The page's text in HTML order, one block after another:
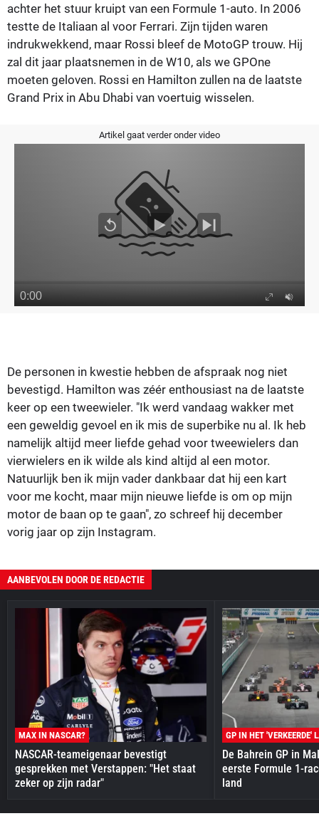
achter het stuur kruipt van een Formule 1-auto. In 2006
testte de Italiaan al voor Ferrari. Zijn tijden waren
indrukwekkend, maar Rossi bleef de MotoGP trouw. Hij
zal dit jaar plaatsnemen in de W10, als we GPOne
moeten geloven. Rossi en Hamilton zullen na de laatste
Grand Prix in Abu Dhabi van voertuig wisselen.
Artikel gaat verder onder video
De personen in kwestie hebben de afspraak nog niet
bevestigd. Hamilton was zéér enthousiast na de laatste
keer op een tweewieler. "Ik werd vandaag wakker met
een geweldig gevoel en ik mis de superbike nu al. Ik heb
namelijk altijd meer liefde gehad voor tweewielers dan
vierwielers en ik wilde als kind altijd al een motor.
Natuurlijk ben ik mijn vader dankbaar dat hij een kart
voor me kocht, maar mijn nieuwe liefde is om op mijn
motor de baan op te gaan", zo schreef hij december
vorig jaar op zijn Instagram.
AANBEVOLEN DOOR DE REDACTIE
MAX IN NASCAR?
NASCAR-teameigenaar bevestigt
gesprekken met Verstappen: "Het staat
zeker op zijn radar"
GP IN HET 'VERKEERDE'
De Bahrein GP in
eerste Formule 1-
land